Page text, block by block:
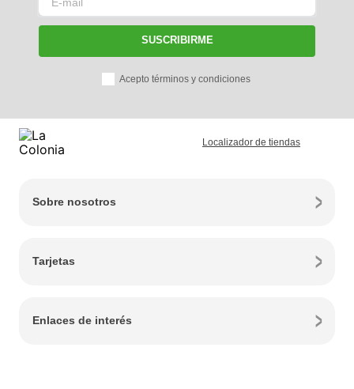
SUSCRIBIRME
Acepto términos y condiciones
Localizador de tiendas
Sobre nosotros
Tarjetas
Enlaces de interés